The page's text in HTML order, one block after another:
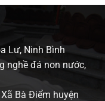
Lư, Ninh Bình
nghề đá non nước,
Bà Điểm huyện